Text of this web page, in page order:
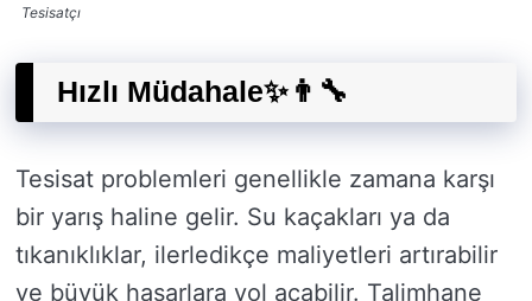
Tesisatçı
Hızlı Müdahale✨👨‍🔧
Tesisat problemleri genellikle zamana karşı
bir yarış haline gelir. Su kaçakları ya da
tıkanıklıklar, ilerledikçe maliyetleri artırabilir
ve büyük hasarlara yol açabilir. Talimhane